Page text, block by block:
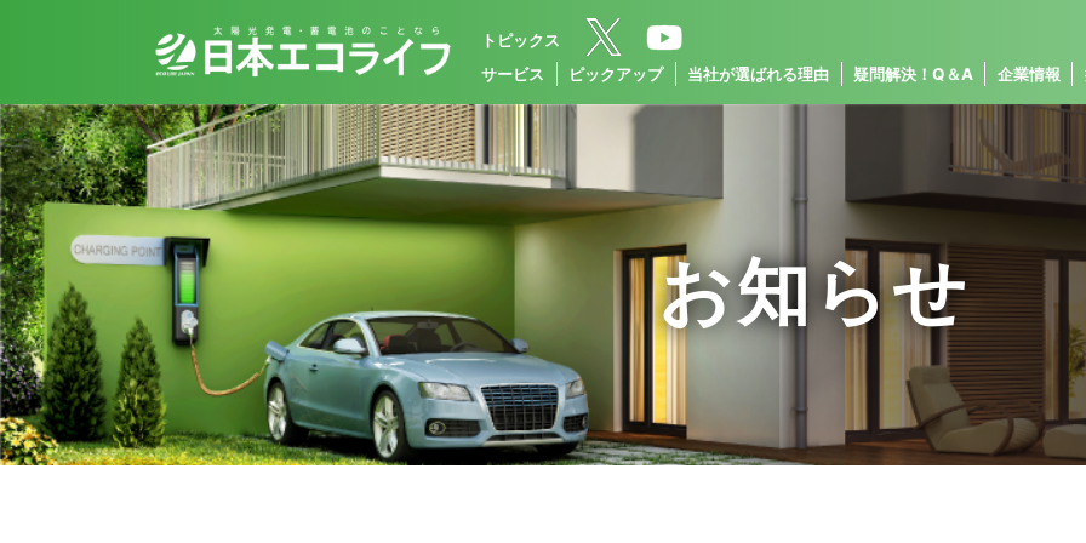
トピックス
サービス
ピックアップ 当社が選ばれる理由 疑問解決！Q＆A 企業情報
お知らせ